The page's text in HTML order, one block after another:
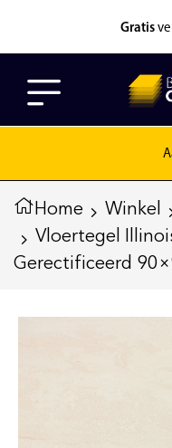
Gratis
Home Winkel
Vloertegel
Gerectificeerd